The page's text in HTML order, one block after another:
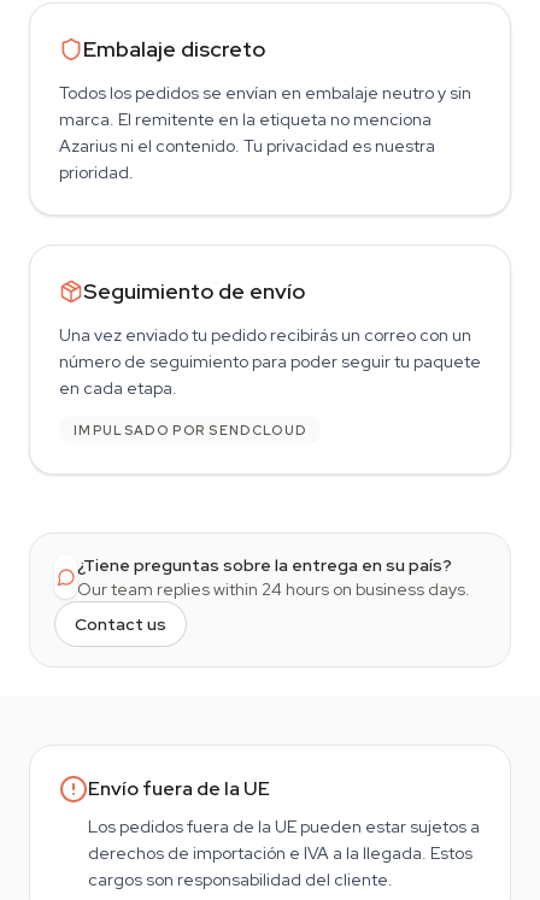
Embalaje discreto
Todos los pedidos se envían en embalaje neutro y sin
marca. El remitente en la etiqueta no menciona
Azarius ni el contenido. Tu privacidad es nuestra
prioridad.
Seguimiento de envío
Una vez enviado tu pedido recibirás un correo con un
número de seguimiento para poder seguir tu paquete
en cada etapa.
IMPULSADO POR SENDCLOUD
¿Tiene preguntas sobre la entrega en su país?
Our team replies within 24 hours on business days.
Contact us
Envío fuera de la UE
Los pedidos fuera de la UE pueden estar sujetos a
derechos de importación e IVA a la llegada. Estos
cargos son responsabilidad del cliente.